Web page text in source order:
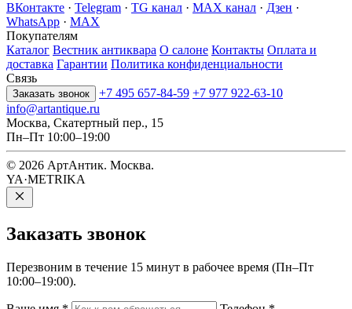
ВКонтакте · Telegram · TG канал · MAX канал · Дзен ·
WhatsApp · MAX
Покупателям
Каталог Вестник антиквара О салоне Контакты Оплата и
доставка Гарантии Политика конфиденциальности
Связь
Заказать звонок +7 495 657-84-59 +7 977 922-63-10
info@artantique.ru
Москва, Скатертный пер., 15
Пн–Пт 10:00–19:00
© 2026 АртАнтик. Москва.
YA·METRIKA
Заказать звонок
Перезвоним в течение 15 минут в рабочее время (Пн–Пт
10:00–19:00).